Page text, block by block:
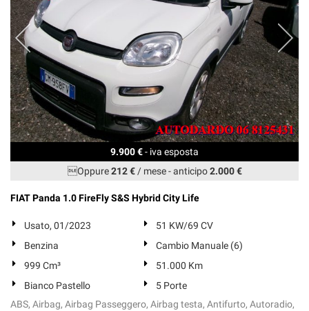
9.900 €- iva esposta
Oppure212 €/ mese-anticipo2.000 €
FIAT Panda 1.0 FireFly S&S Hybrid City Life
Usato, 01/2023
51 KW/69 CV
Benzina
Cambio Manuale (6)
999 Cm³
51.000 Km
Bianco Pastello
5 Porte
ABS, Airbag, Airbag Passeggero, Airbag testa, Antifurto, Autoradio,